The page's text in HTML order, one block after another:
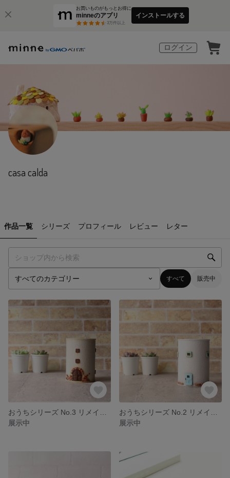
お買いものがもっとお得に
minneのアプリ
3万件以上
インストールする
ログイン
casa calda
作品一覧 シリーズ プロフィール レビュー レター
すべて 販売中
展示中
展示中